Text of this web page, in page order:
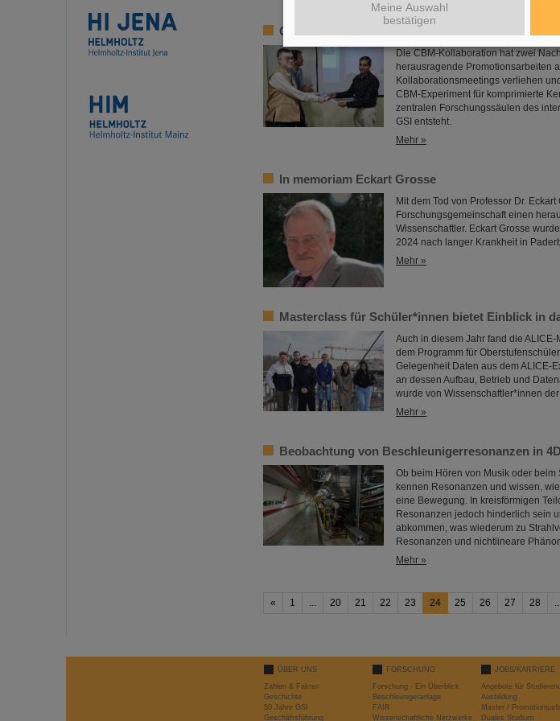
CBM-Kollaboration zeichnet herausragende
Die CBM-Kollaboration hat zwei
herausragende Promotionsarbeiten
Kollaborationsmeetings verliehen
CBM-Experiment für komprimierte
zentralen Forschungssäulen des
GSI entsteht.
Mehr »
In memoriam Eckart Grosse
Mit dem Tod von Professor Dr.
Forschungsgemeinschaft einen
Wissenschaftler. Eckart Grosse
2024 nach langer Krankheit in
Mehr »
Masterclass für Schüler*innen bietet Einblick in
Auch in diesem Jahr fand die ALICE-
dem Programm für
Gelegenheit Daten aus dem ALICE-
an dessen Aufbau, Betrieb und
wurde von Wissenschaftler*innen
Mehr »
Beobachtung von Beschleunigerresonanzen in 4D
Ob beim Hören von Musik oder
kennen Resonanzen und wissen,
eine Bewegung. In kreisförmigen
Resonanzen jedoch hinderlich sein
abkommen, was wiederum zu
Resonanzen und nichtlineare
Mehr »
« 1 ... 20 21 22 23 24 25 26 27 28
ÜBER UNS
Zahlen & Fakten
Geschichte
50 Jahre GSI
Geschäftsführung
FORSCHUNG
Forschung - Ein Überblick
Beschleunigeranlage
FAIR
Wissenschaftliche Netzwerke
JOBS/KARRIERE
Angebote für
Ausbildung
Master /
Duales Studium
Meine Auswahl
bestätigen